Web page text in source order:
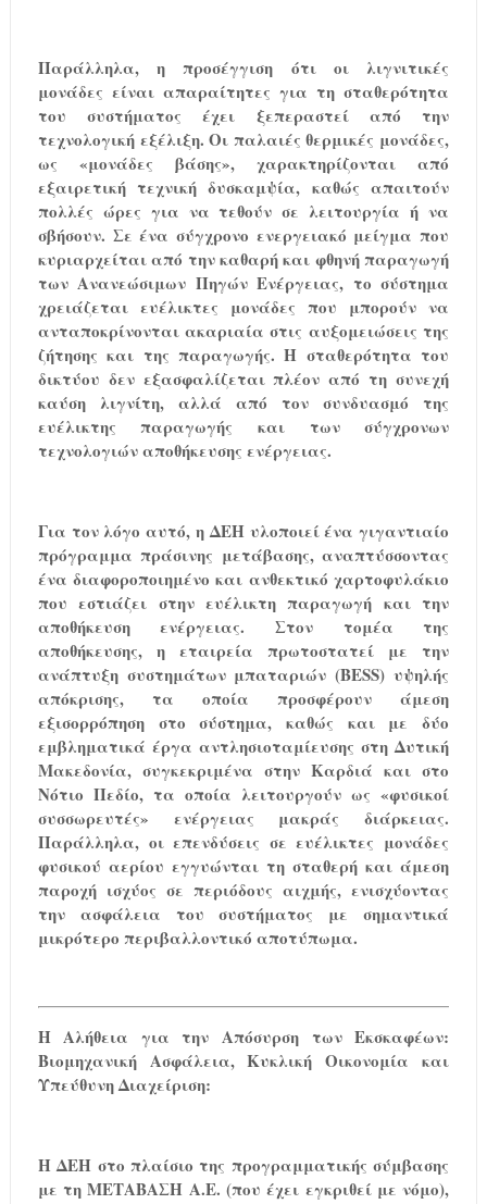
Παράλληλα, η προσέγγιση ότι οι λιγνιτικές
μονάδες είναι απαραίτητες για τη σταθερότητα
του συστήματος έχει ξεπεραστεί από την
τεχνολογική εξέλιξη. Οι παλαιές θερμικές μονάδες,
ως «μονάδες βάσης», χαρακτηρίζονται από
εξαιρετική τεχνική δυσκαμψία, καθώς απαιτούν
πολλές ώρες για να τεθούν σε λειτουργία ή να
σβήσουν. Σε ένα σύγχρονο ενεργειακό μείγμα που
κυριαρχείται από την καθαρή και φθηνή παραγωγή
των Ανανεώσιμων Πηγών Ενέργειας, το σύστημα
χρειάζεται ευέλικτες μονάδες που μπορούν να
ανταποκρίνονται ακαριαία στις αυξομειώσεις της
ζήτησης και της παραγωγής. Η σταθερότητα του
δικτύου δεν εξασφαλίζεται πλέον από τη συνεχή
καύση λιγνίτη, αλλά από τον συνδυασμό της
ευέλικτης παραγωγής και των σύγχρονων
τεχνολογιών αποθήκευσης ενέργειας.
Για τον λόγο αυτό, η ΔΕΗ υλοποιεί ένα γιγαντιαίο
πρόγραμμα πράσινης μετάβασης, αναπτύσσοντας
ένα διαφοροποιημένο και ανθεκτικό χαρτοφυλάκιο
που εστιάζει στην ευέλικτη παραγωγή και την
αποθήκευση ενέργειας. Στον τομέα της
αποθήκευσης, η εταιρεία πρωτοστατεί με την
ανάπτυξη συστημάτων μπαταριών (BESS) υψηλής
απόκρισης, τα οποία προσφέρουν άμεση
εξισορρόπηση στο σύστημα, καθώς και με δύο
εμβληματικά έργα αντλησιοταμίευσης στη Δυτική
Μακεδονία, συγκεκριμένα στην Καρδιά και στο
Νότιο Πεδίο, τα οποία λειτουργούν ως «φυσικοί
συσσωρευτές» ενέργειας μακράς διάρκειας.
Παράλληλα, οι επενδύσεις σε ευέλικτες μονάδες
φυσικού αερίου εγγυώνται τη σταθερή και άμεση
παροχή ισχύος σε περιόδους αιχμής, ενισχύοντας
την ασφάλεια του συστήματος με σημαντικά
μικρότερο περιβαλλοντικό αποτύπωμα.
Η Αλήθεια για την Απόσυρση των Εκσκαφέων:
Βιομηχανική Ασφάλεια, Κυκλική Οικονομία και
Υπεύθυνη Διαχείριση:
Η ΔΕΗ στο πλαίσιο της προγραμματικής σύμβασης
με τη ΜΕΤΑΒΑΣΗ Α.Ε. (που έχει εγκριθεί με νόμο),